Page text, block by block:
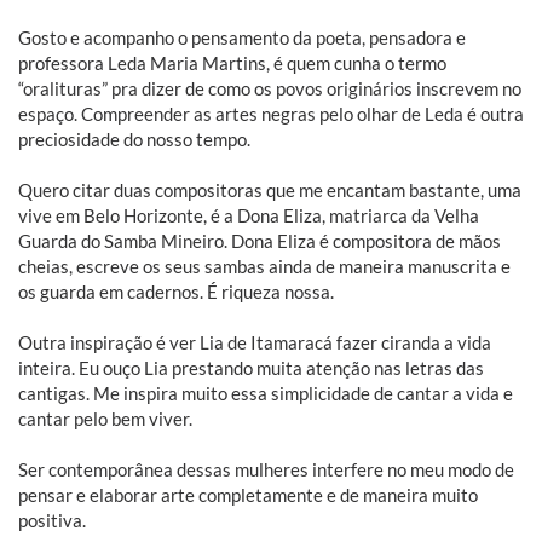
Gosto e acompanho o pensamento da poeta, pensadora e
professora Leda Maria Martins, é quem cunha o termo
“oralituras” pra dizer de como os povos originários inscrevem no
espaço. Compreender as artes negras pelo olhar de Leda é outra
preciosidade do nosso tempo.
Quero citar duas compositoras que me encantam bastante, uma
vive em Belo Horizonte, é a Dona Eliza, matriarca da Velha
Guarda do Samba Mineiro. Dona Eliza é compositora de mãos
cheias, escreve os seus sambas ainda de maneira manuscrita e
os guarda em cadernos. É riqueza nossa.
Outra inspiração é ver Lia de Itamaracá fazer ciranda a vida
inteira. Eu ouço Lia prestando muita atenção nas letras das
cantigas. Me inspira muito essa simplicidade de cantar a vida e
cantar pelo bem viver.
Ser contemporânea dessas mulheres interfere no meu modo de
pensar e elaborar arte completamente e de maneira muito
positiva.